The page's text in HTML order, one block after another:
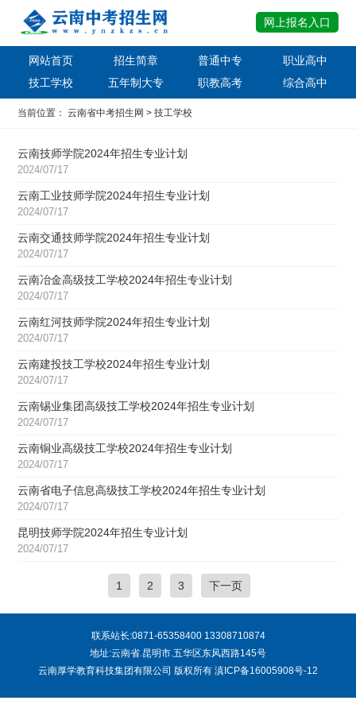
网上报名入口
网站首页 招生简章 普通中专
职业高中
技工学校
五年制大专 职教高考 综合高中
当前位置：云南省中考招生网 >技工学校
云南技师学院2024年招生专业计划
2024/07/17
云南工业技师学院2024年招生专业计划
2024/07/17
云南交通技师学院2024年招生专业计划
2024/07/17
云南冶金高级技工学校2024年招生专业计划
2024/07/17
云南红河技师学院2024年招生专业计划
2024/07/17
云南建投技工学校2024年招生专业计划
2024/07/17
云南锡业集团高级技工学校2024年招生专业计划
2024/07/17
云南铜业高级技工学校2024年招生专业计划
2024/07/17
云南省电子信息高级技工学校2024年招生专业计划
2024/07/17
昆明技师学院2024年招生专业计划
2024/07/17
1 2 3 下一页
联系站长:0871-65358400 13308710874
地址:云南省.昆明市.五华区东风西路145号
云南厚学教育科技集团有限公司 版权所有 滇ICP备16005908号-12